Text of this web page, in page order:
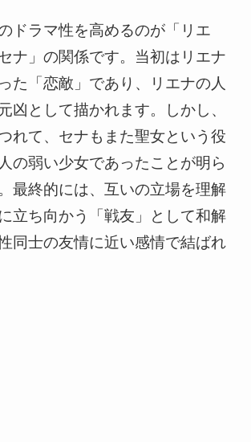
ドラマ性を高めるのが「リエ
ナ」の関係です。当初はリエナ
た「恋敵」であり、リエナの人
凶として描かれます。しかし、
れて、セナもまた聖女という役
の弱い少女であったことが明ら
最終的には、互いの立場を理解
立ち向かう「戦友」として和解
同士の友情に近い感情で結ばれ